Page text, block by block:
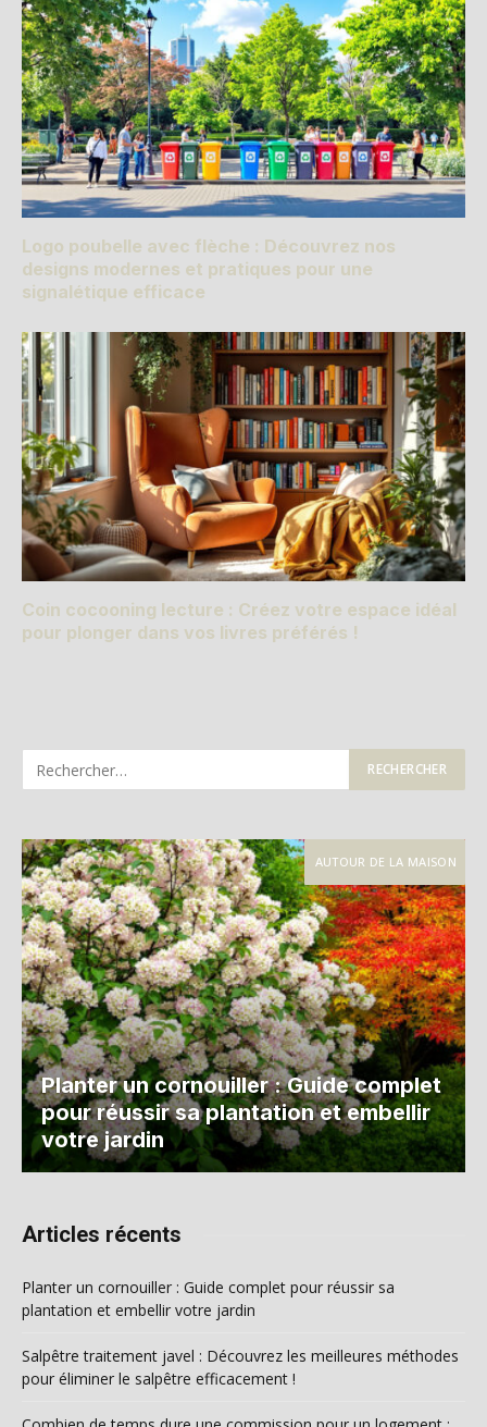
Logo poubelle avec flèche : Découvrez nos
designs modernes et pratiques pour une
signalétique efficace
Coin cocooning lecture : Créez votre espace idéal
pour plonger dans vos livres préférés !
AUTOUR DE LA MAISON
Planter un cornouiller : Guide complet
pour réussir sa plantation et embellir
votre jardin
Articles récents
Planter un cornouiller : Guide complet pour réussir sa
plantation et embellir votre jardin
Salpêtre traitement javel : Découvrez les meilleures méthodes
pour éliminer le salpêtre efficacement !